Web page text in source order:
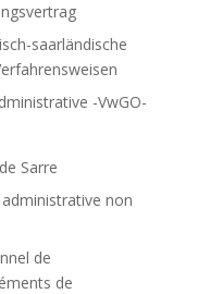
saarländische
-VwGO-
Sarre
administrative non
de
de